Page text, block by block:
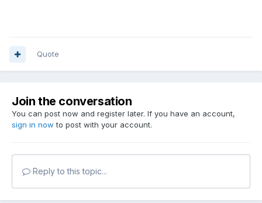
Quote
Join the conversation
You can post now and register later. If you have an account,
sign in now to post with your account.
Reply to this topic...